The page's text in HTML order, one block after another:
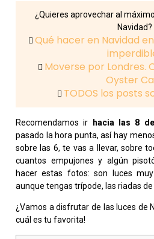
¿Quieres aprovechar al
Navidad?
Qué hacer en Navidad
Moverse por Londres.
Oyster
TODOS los posts
Recomendamos ir hacia las 8
pasado la hora punta, así hay
sobre las 6, te vas a llevar, sobre
cuantos empujones y algún
hacer estas fotos: son luces
aunque tengas trípode, las riadas de
¿Vamos a disfrutar de las luces de
cuál es tu favorita!